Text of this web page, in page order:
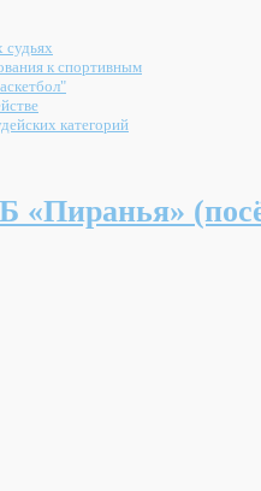
к спортивным
категорий